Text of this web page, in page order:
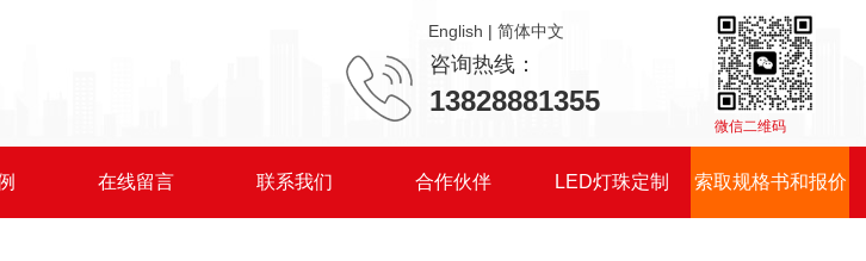
微信二维码
|
咨询热线：
13828881355
在线留言 联系我们 合作伙伴 LED灯珠定制 索取规格书和报价